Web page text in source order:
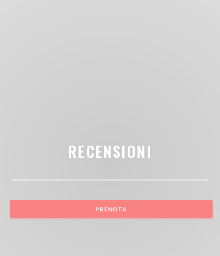
RECENSIONI
PRENOTA